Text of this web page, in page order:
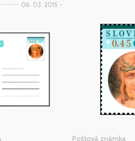
06. 03. 2015 -
Poštová známka